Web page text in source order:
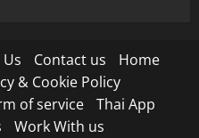
Contact us
Home
& Cookie Policy
of service
Thai App
Work With us